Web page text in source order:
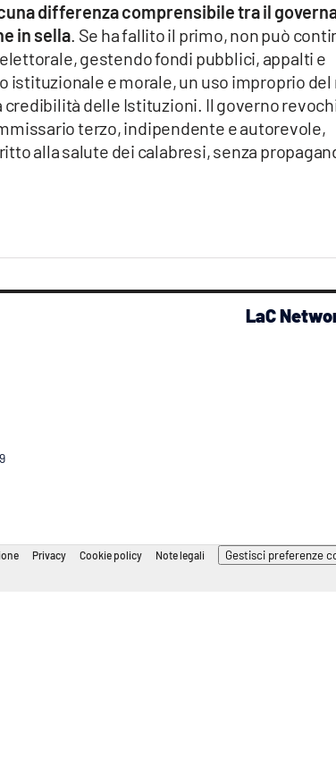
differenza comprensibile tra il
in sella. Se ha fallito il primo, non può
gestendo fondi pubblici, appalti e
istituzionale e morale, un uso improprio del
credibilità delle Istituzioni. Il governo
terzo, indipendente e autorevole,
alla salute dei calabresi, senza
LaC
Privacy Cookie policy Note legali Gestisci preferenze